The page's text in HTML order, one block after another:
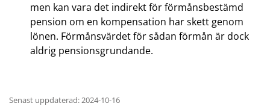
men kan vara det indirekt för förmånsbestämd
pension om en kompensation har skett genom
lönen. Förmånsvärdet för sådan förmån är dock
aldrig pensionsgrundande.
Senast uppdaterad: 2024-10-16